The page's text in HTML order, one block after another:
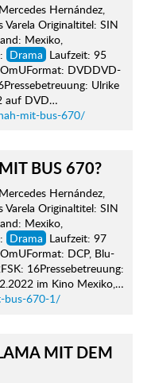
Hernández,
Varela Originaltitel: SIN
Mexiko,
Drama Laufzeit: 95
DVDDVD-
Ulrike
auf DVD…
mit-bus-670/
BUS 670?
Hernández,
Varela Originaltitel: SIN
Mexiko,
Drama Laufzeit: 97
DCP, Blu-
16Pressebetreuung:
im Kino Mexiko,…
bus-670-1/
MIT DEM